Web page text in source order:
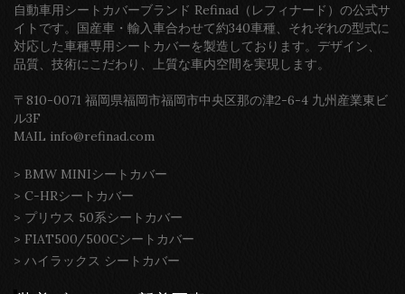
自動車用シートカバーブランド Refinad（レフィナード）の公式サ
イトです。国産車・輸入車合わせて約340車種、それぞれの型式に
対応した車種専用シートカバーを製造しております。デザイン、
品質、技術にこだわり、上質な車内空間を実現します。
〒810-0071 福岡県福岡市福岡市中央区那の津2-6-4 九州産業東ビ
ル3F
MAIL info@refinad.com
> BMW MINIシートカバー
> C-HRシートカバー
> プリウス 50系シートカバー
> FIAT500/500Cシートカバー
> ハイラックス シートカバー